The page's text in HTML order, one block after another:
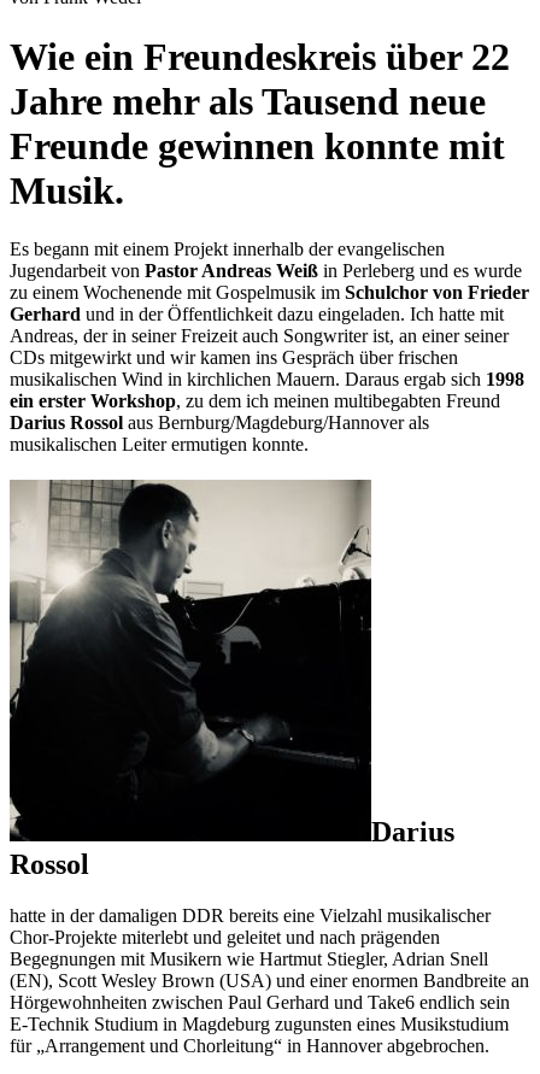
Wie ein Freundeskreis über 22
Jahre mehr als Tausend neue
Freunde gewinnen konnte mit
Musik.
Es begann mit einem Projekt innerhalb der evangelischen
Jugendarbeit von Pastor Andreas Weiß in Perleberg und es wurde
zu einem Wochenende mit Gospelmusik im Schulchor von Frieder
Gerhard und in der Öffentlichkeit dazu eingeladen. Ich hatte mit
Andreas, der in seiner Freizeit auch Songwriter ist, an einer seiner
CDs mitgewirkt und wir kamen ins Gespräch über frischen
musikalischen Wind in kirchlichen Mauern. Daraus ergab sich 1998
ein erster Workshop, zu dem ich meinen multibegabten Freund
Darius Rossol aus Bernburg/Magdeburg/Hannover als
musikalischen Leiter ermutigen konnte.
Darius
Rossol
hatte in der damaligen DDR bereits eine Vielzahl musikalischer
Chor-Projekte miterlebt und geleitet und nach prägenden
Begegnungen mit Musikern wie Hartmut Stiegler, Adrian Snell
(EN), Scott Wesley Brown (USA) und einer enormen Bandbreite an
Hörgewohnheiten zwischen Paul Gerhard und Take6 endlich sein
E-Technik Studium in Magdeburg zugunsten eines Musikstudium
für „Arrangement und Chorleitung“ in Hannover abgebrochen.